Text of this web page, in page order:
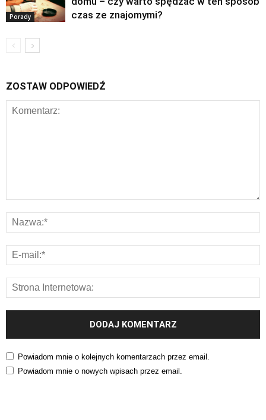
Porady
czas ze znajomymi?
ZOSTAW ODPOWIEDŹ
Powiadom mnie o kolejnych komentarzach przez email.
Powiadom mnie o nowych wpisach przez email.